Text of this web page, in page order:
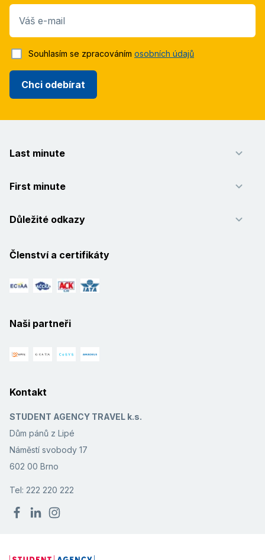
Váš e-mail
Chci odebírat
Souhlasím se zpracováním osobních údajů
Last minute
First minute
Důležité odkazy
Členství a certifikáty
Naši partneři
Kontakt
STUDENT AGENCY TRAVEL k.s.
Dům pánů z Lipé
Náměstí svobody 17
602 00 Brno
Tel: 222 220 222